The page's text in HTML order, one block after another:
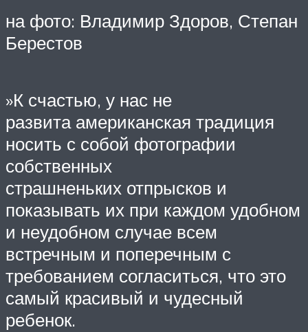
на фото: Владимир Здоров, Степан
Берестов
»К счастью, у нас не
развита американская традиция
носить с собой фотографии
собственных
страшненьких отпрысков и
показывать их при каждом удобном
и неудобном случае всем
встречным и поперечным с
требованием согласиться, что это
самый красивый и чудесный
ребенок.